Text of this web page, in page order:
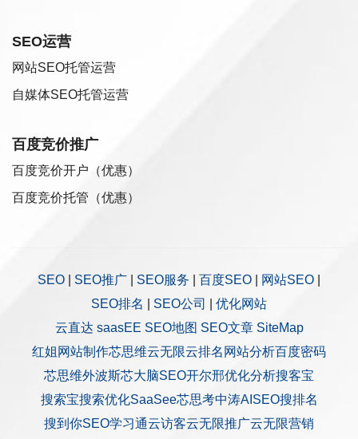
SEO运营
网站SEO托管运营
自媒体SEO托管运营
百度竞价推广
百度竞价开户（优惠）
百度竞价托管（优惠）
SEO SEO推广 SEO服务 百度SEO 网站SEO
SEO排名
SEO公司
优化网站
云直达 saasEE SEO地图 SEO文章 SiteMap
红姐网站制作芯思维云无限云排名 网站分析百度密码
芯思维外波斯芯大脑SEO开尔邢优化分析搜客宝
搜索宝搜索优化SaaSee芯思考中涛AISEO搜排名
搜到你SEO学习通云访客云无限推广云无限营销